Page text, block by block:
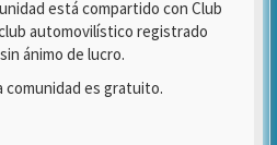
está compartido con Club
automovilístico registrado
ánimo de lucro.
comunidad es gratuito.